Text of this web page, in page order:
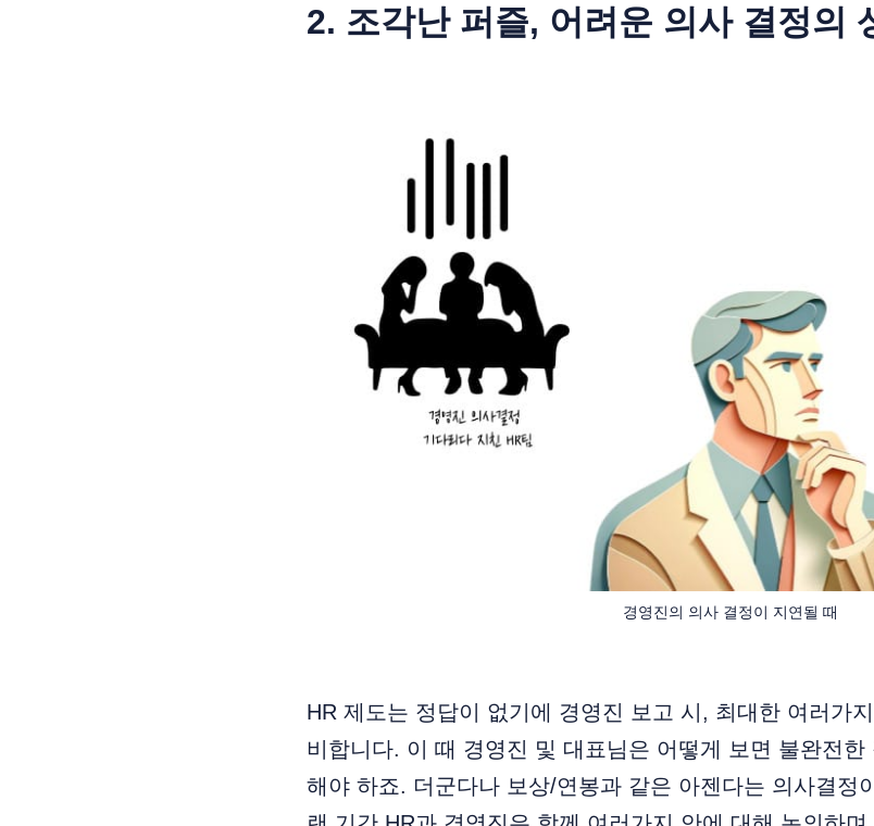
2. 조각난 퍼즐, 어려운 의사 결정의
경영진의 의사 결정이 지연될 때
HR 제도는 정답이 없기에 경영진 보고 시, 최대한 여러가
비합니다. 이 때 경영진 및 대표님은 어떻게 보면 불완전
해야 하죠. 더군다나 보상/연봉과 같은 아젠다는 의사결정